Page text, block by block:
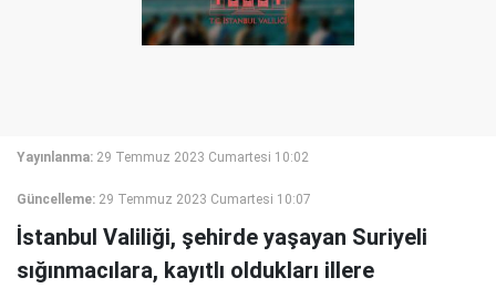
Yayınlanma: 29 Temmuz 2023 Cumartesi 10:02
Güncelleme: 29 Temmuz 2023 Cumartesi 10:07
İstanbul Valiliği, şehirde yaşayan Suriyeli
sığınmacılara, kayıtlı oldukları illere